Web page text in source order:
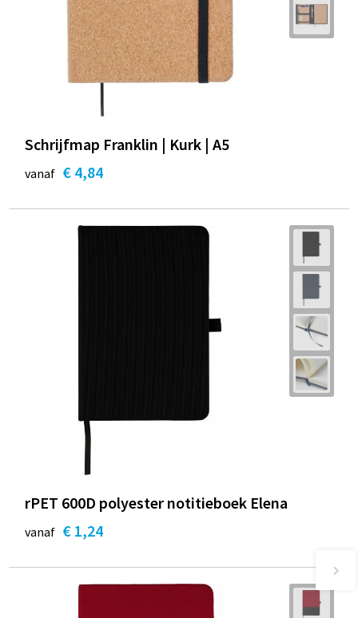
Schrijfmap Franklin | Kurk | A5
vanaf € 4,84
rPET 600D polyester notitieboek Elena
vanaf € 1,24